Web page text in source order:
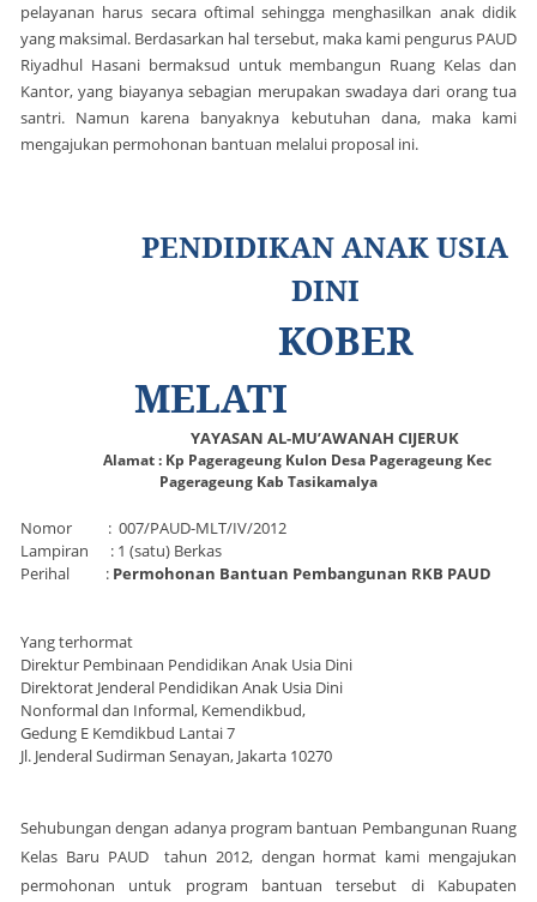
pelayanan harus secara oftimal sehingga menghasilkan anak didik
yang maksimal. Berdasarkan hal tersebut, maka kami pengurus PAUD
Riyadhul Hasani bermaksud untuk membangun Ruang Kelas dan
Kantor, yang biayanya sebagian merupakan swadaya dari orang tua
santri. Namun karena banyaknya kebutuhan dana, maka kami
mengajukan permohonan bantuan melalui proposal ini.
PENDIDIKAN ANAK USIA
DINI
KOBER
MELATI
YAYASAN AL-MU’AWANAH CIJERUK
Alamat : Kp Pagerageung Kulon Desa Pagerageung Kec
Pagerageung Kab Tasikamalya
Nomor : 007/PAUD-MLT/IV/2012
Lampiran : 1 (satu) Berkas
Perihal : Permohonan Bantuan Pembangunan RKB PAUD
Yang terhormat
Direktur Pembinaan Pendidikan Anak Usia Dini
Direktorat Jenderal Pendidikan Anak Usia Dini
Nonformal dan Informal, Kemendikbud,
Gedung E Kemdikbud Lantai 7
Jl. Jenderal Sudirman Senayan, Jakarta 10270
Sehubungan dengan adanya program bantuan Pembangunan Ruang
Kelas Baru PAUD tahun 2012, dengan hormat kami mengajukan
permohonan untuk program bantuan tersebut di Kabupaten